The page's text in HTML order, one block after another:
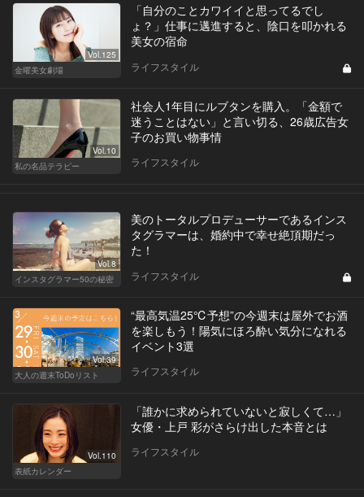
Vol.125
金曜美女劇場
「自分のことカワイイと思ってるでし
ょ？」仕事に邁進すると、陰口を叩かれる
美女の宿命
ライフスタイル
Vol.10
私の名品テラピー
社会人1年目にルブタンを購入。「金額で
迷うことはない」と言い切る、26歳広告女
子のお買い物事情
ライフスタイル
Vol.8
インスタグラマー50の秘密
美のトータルプロデューサーであるインス
タグラマーは、婚約中で幸せ絶頂期だっ
た！
ライフスタイル
Vol.39
大人の週末ToDoリスト
“最高気温25℃予想”の今週末は屋外でお酒
を楽しもう！陽気にほろ酔い気分になれる
イベント3選
ライフスタイル
Vol.110
表紙カレンダー
「誰かに求められていないと寂しくて…」
女優・上戸 彩がさらけ出した本音とは
ライフスタイル